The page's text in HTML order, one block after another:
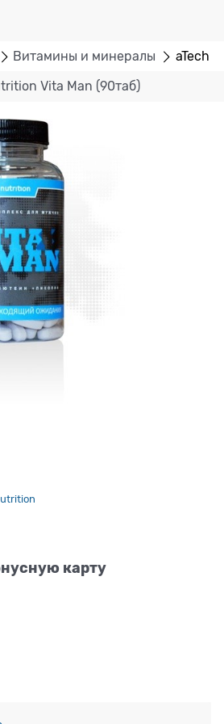
Витамины и минералы aTech
Vita Man (90таб)
карту